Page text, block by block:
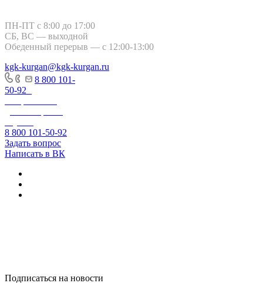
ПН-ПТ с 8:00 до 17:00
СБ, ВС — выходной
Обеденный перерыв — с 12:00-13:00
kgk-kurgan@kgk-kurgan.ru
8 800 101-
50-92
8 800 101-50-92
Задать вопрос
Написать в ВК
Подписаться на новости